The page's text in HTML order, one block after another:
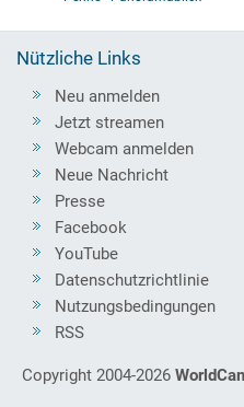
Nützliche Links
Neu anmelden
Jetzt streamen
Webcam anmelden
Neue Nachricht
Presse
Facebook
YouTube
Datenschutzrichtlinie
Nutzungsbedingungen
RSS
Copyright 2004-2026